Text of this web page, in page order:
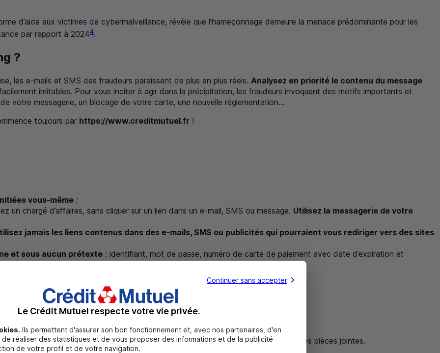
d’aide aux victimes de cybermalveillance, révèle que l’hameçonnage demeure la menace prédominante pour les
par rapport à 20244.
?
les e-mails et SMS des fraudeurs paraissent de plus en plus réels. Analysez en priorité le contenu du message
imitables. Pour vous inciter à agir dans la précipitation, les fraudeurs invoquent des motifs importants et
votre messagerie, un blocage de votre carte, une nouvelle réglementation...
toujours par https://www.creditmutuel.fr !
vous-même ;
un chargé d’affaires, sans cliquer sur un lien dans un e-mail, SMS ou message. Utilisez la messagerie de votre
jamais les liens contenus dans des e-mails, SMS ou publicités qui pourraient vous rediriger vers des sites
et sous aucun prétexte : identifiant, mot de passe, numéro de carte de paiement avec date d’expiration et
phishing?
le doute, ne cliquez pas sur les liens présents dans le message et n’ouvrez pas les pièces jointes.
Continuer sans accepter
Le Crédit Mutuel respecte votre vie privée.
Ils permettent d'assurer son bon fonctionnement et, avec nos partenaires, d'en
de réaliser des statistiques et de vous proposer des informations et de la publicité
de votre profil et de votre navigation.